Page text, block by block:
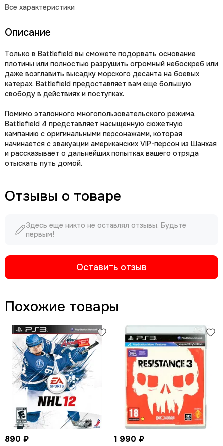
Описание
Только в Battlefield вы сможете подорвать основание
плотины или полностью разрушить огромный небоскреб или
даже возглавить высадку морского десанта на боевых
катерах. Battlefield предоставляет вам еще большую
свободу в действиях и поступках.
Помимо эталонного многопользовательского режима,
Battlefield 4 представляет насыщенную сюжетную
кампанию с оригинальными персонажами, которая
начинается с эвакуации американских VIP-персон из Шанхая
и рассказывает о дальнейших попытках вашего отряда
отыскать путь домой.
Отзывы о товаре
Здесь еще никто не оставлял отзывы. Будьте
первым!
Оставить отзыв
Похожие товары
890 ₽ 1 990 ₽